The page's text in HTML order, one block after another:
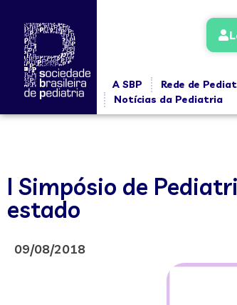
A SBP Rede de
Notícias da Pediatria
I Simpósio de
estado
09/08/2018